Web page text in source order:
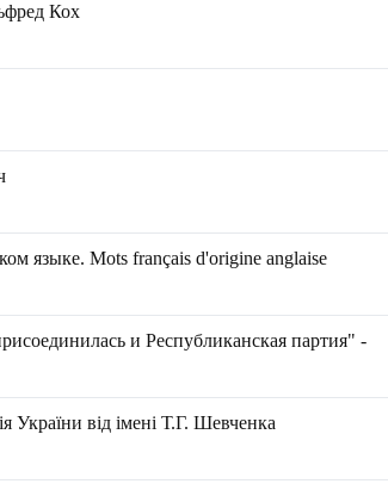
Кох
языке. Mots français d'origine anglaise
и Республиканская партия" -
від імені Т.Г. Шевченка